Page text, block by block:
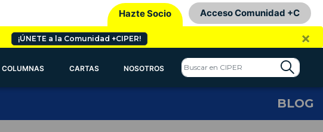
Hazte Socio Acceso Comunidad +C
¡ÚNETE a la Comunidad +CIPER! ×
COLUMNAS CARTAS NOSOTROS
BLOG